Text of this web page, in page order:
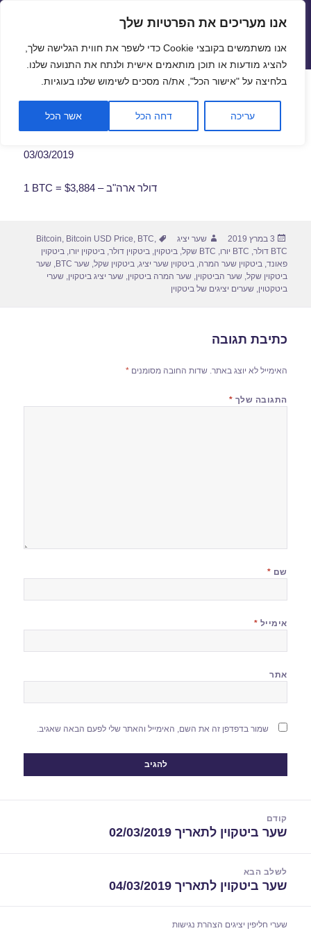
פתח
אנו מעריכים את הפרטיות שלך
אנו משתמשים בקובצי Cookie כדי לשפר את חווית הגלישה שלך,
להציג מודעות או תוכן מותאמים אישית ולנתח את התנועה שלנו.
בלחיצה על "אישור הכל", את/ה מסכים לשימוש שלנו בעוגיות.
עריכה דחה הכל אשר הכל
שערי חליפין יציגים – שער יציג
תפריטים
ווידג'טים
שער ביטקוין לתאריך 03/03/2019
03/03/2019
1 BTC = $3,884 – דולר ארה"ב
פורסם
בתאריך
3 במרץ 2019 מחבר
שער יציג תגיות Bitcoin, Bitcoin USD Price, BTC,
BTC דולר
, BTC יורו , BTC שקל ,ביטקוין,ביטקוין דולר,ביטקוין יורו,ביטקוין
פאונד,ביטקוין שער המרה,ביטקוין שער יציג,ביטקוין שקל,שער BTC ,שער
ביטקוין שקל,שער הביטקוין,שער המרה ביטקוין,שער יציג ביטקוין,שערי
ביטקטוין,שערים יציגים של ביטקוין
כתיבת תגובה
האימייל לא יוצג באתר. שדות החובה מסומנים*
התגובה שלך *
שם *
אימייל *
אתר
שמור בדפדפן זה את השם, האימייל והאתר שלי לפעם הבאה שאגיב.
קודם
הפוסט
שער ביטקוין לתאריך 02/03/2019
לשלב הבא
הפוסט
שער ביטקוין לתאריך 04/03/2019
שערי חליפין יציגים הצהרת נגישות